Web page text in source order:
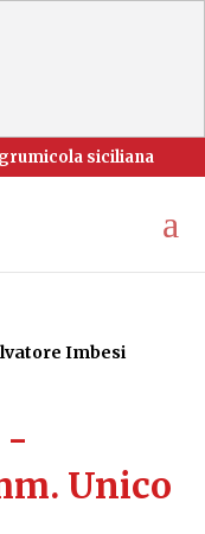
siciliana
Imbesi
-
Unico